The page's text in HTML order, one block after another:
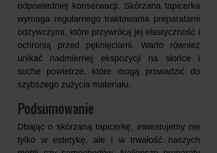
odpowiedniej konserwacji. Skórzana tapicerka
wymaga regularnego traktowania preparatami
odżywczymi, które przywrócą jej elastyczność i
ochronią przed pęknięciami. Warto również
unikać nadmiernej ekspozycji na słońce i
suche powietrze, które mogą prowadzić do
szybszego zużycia materiału.
Podsumowanie
Dbając o skórzaną tapicerkę, inwestujemy nie
tylko w estetykę, ale i w trwałość naszych